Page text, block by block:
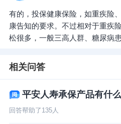
有的，投保健康保险，如重疾险
康告知的要求。不过相对于重疾
松很多，一般三高人群、糖尿病
相关问答
平安人寿承保产品有什
回答帮助了 135人